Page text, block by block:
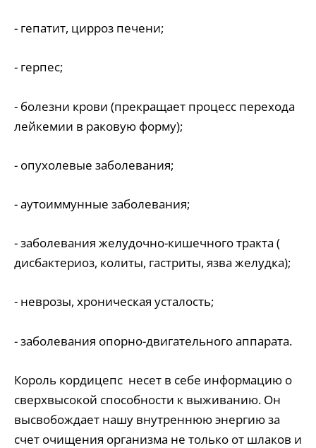
- гепатит, цирроз печени;
- герпес;
- болезни крови (прекращает процесс перехода
лейкемии в раковую форму);
- опухолевые заболевания;
- аутоиммунные заболевания;
- заболевания желудочно-кишечного тракта (
дисбактериоз, колиты, гастриты, язва желудка);
- неврозы, хроническая усталость;
- заболевания опорно-двигательного аппарата.
Король кордицепс несет в себе информацию о
сверхвысокой способности к выживанию. Он
высвобождает нашу внутреннюю энергию за
счет очищения организма не только от шлаков и